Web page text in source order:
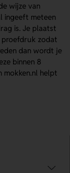
wijze van
ingeeft meteen
is. Je plaatst
proefdruk zodat
dan wordt je
binnen 8
mokken.nl helpt